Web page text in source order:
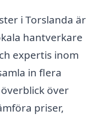
i Torslanda är
hantverkare
expertis inom
in flera
över
priser,